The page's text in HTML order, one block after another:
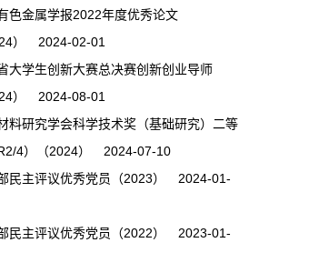
色金属学报2022年度优秀论文
） 2024-02-01
大学生创新大赛总决赛创新创业导师
） 2024-08-01
料研究学会科学技术奖（基础研究）二等
4）（2024） 2024-07-10
民主评议优秀党员（2023） 2024-01-
民主评议优秀党员（2022） 2023-01-